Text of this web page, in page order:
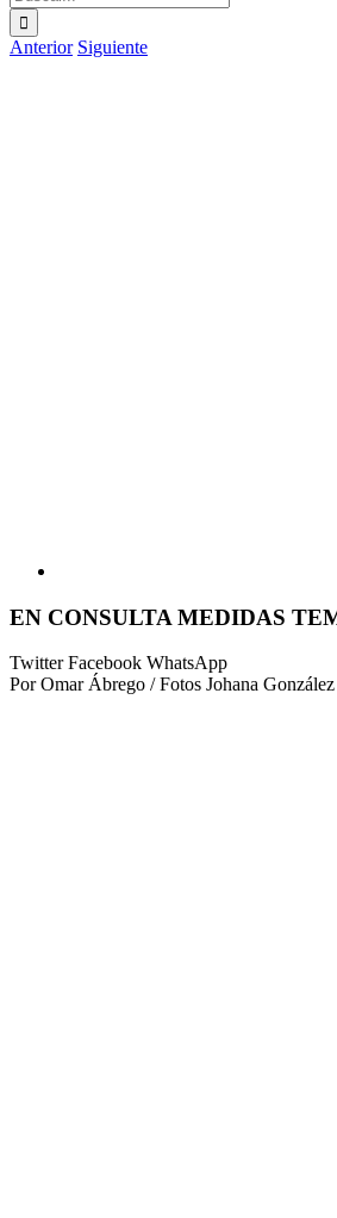
Anterior Siguiente
EN CONSULTA MEDIDAS
TwitterFacebook WhatsApp
Por Omar Ábrego / Fotos Johana González